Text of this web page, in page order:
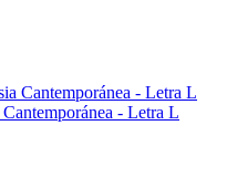
- Letra L